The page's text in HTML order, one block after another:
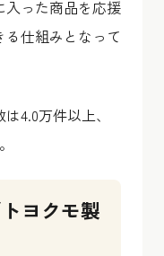
入った商品を応援
仕組みとなって
4.0万件以上、
ヨクモ製